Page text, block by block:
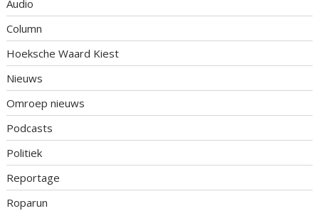
Audio
Column
Hoeksche Waard Kiest
Nieuws
Omroep nieuws
Podcasts
Politiek
Reportage
Roparun